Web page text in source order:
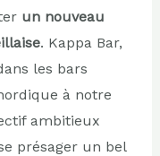
un nouveau
. Kappa Bar,
les bars
à notre
ambitieux
présager un bel